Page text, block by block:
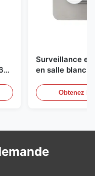
Surveillance
en salle
20mA/RS485
Détection de
Obtenez